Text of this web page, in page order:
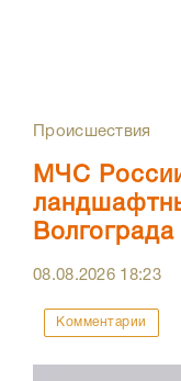
Происшествия
МЧС
Волгограда
08.08.2026 18:23
Комментарии